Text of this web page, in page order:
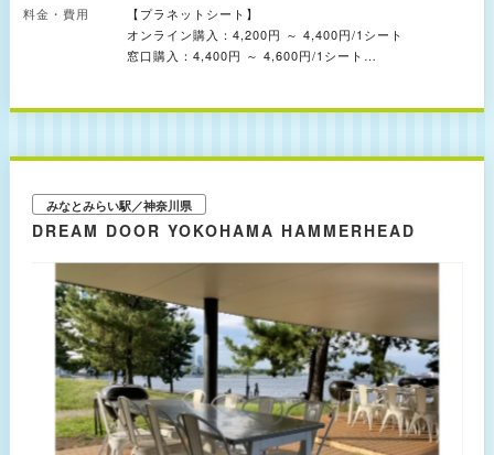
土日祝日 10:00～21:00
チケット販売時間 10:00～20:15​
料金・費用
【プラネットシート】
オンライン購入：4,200円 ～ 4,400円/1シート
窓口購入：4,400円 ～ 4,600円/1シート
・1シートの料金に2名様分の鑑賞料金を含んでいます。
・小学生就学前のお子様は1名様まで定員に含まずご利用
・プラネットシートは、お友達同士やご家族、カップルシ
ートとしてもご利用いただけます。
【一般シート】
オンライン購入：大人(中学生以上)1,600円/1人 こども
(4歳以上)1,000円/1人
窓口購入：大人(中学生以上)1,800円/1人 こども(4歳以
上)1,200円/1人
みなとみらい駅／神奈川県
DREAM DOOR YOKOHAMA HAMMERHEAD